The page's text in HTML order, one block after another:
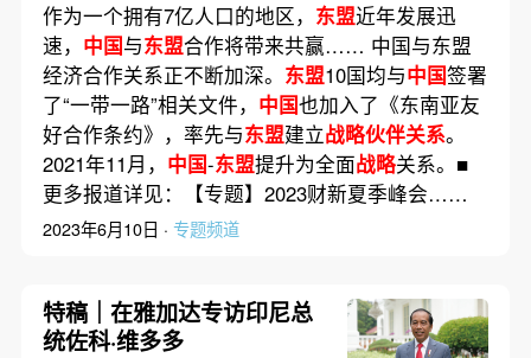
作为一个拥有7亿人口的地区， 东盟近年发展迅
速， 中国与东盟合作将带来共赢…… 中国与东盟
经济合作关系正不断加深。 东盟10国均与中国签署
了“一带一路”相关文件， 中国也加入了《东南亚友
好合作条约》，率先与东盟建立战略伙伴关系。
2021年11月， 中国-东盟提升为全面战略关系。■
更多报道详见：【专题】2023财新夏季峰会……
2023年6月10日 · 专题频道
特稿｜在雅加达专访印尼总
统佐科·维多多